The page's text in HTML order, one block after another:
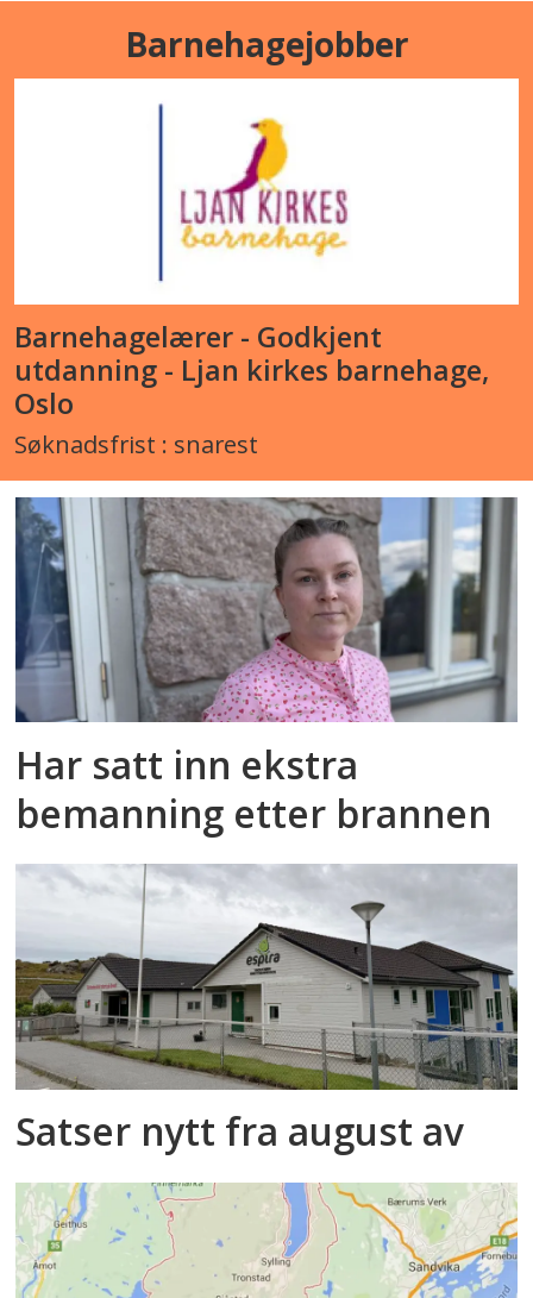
Barnehagejobber
Barnehagelærer - Godkjent
utdanning - Ljan kirkes barnehage,
Oslo
Søknadsfrist : snarest
Har satt inn ekstra
bemanning etter brannen
Satser nytt fra august av